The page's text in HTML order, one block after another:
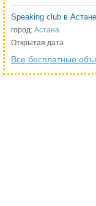
Speaking club в
город: Астана
Открытая дата
Все бесплатные